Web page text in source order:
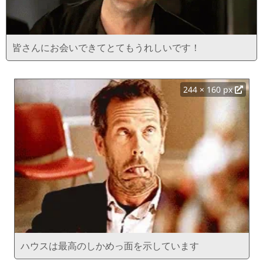
皆さんにお会いできてとてもうれしいです！
244 × 160 px
ハウスは最高のしかめっ面を示しています